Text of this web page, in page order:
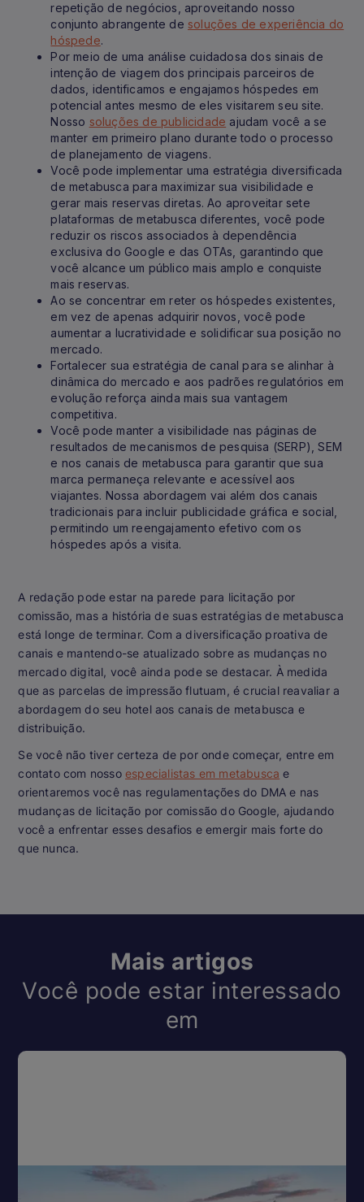
repetição de negócios, aproveitando nosso
conjunto abrangente de soluções de experiência do
hóspede.
Por meio de uma análise cuidadosa dos sinais de
intenção de viagem dos principais parceiros de
dados, identificamos e engajamos hóspedes em
potencial antes mesmo de eles visitarem seu site.
Nosso soluções de publicidade ajudam você a se
manter em primeiro plano durante todo o processo
de planejamento de viagens.
Você pode implementar uma estratégia diversificada
de metabusca para maximizar sua visibilidade e
gerar mais reservas diretas. Ao aproveitar sete
plataformas de metabusca diferentes, você pode
reduzir os riscos associados à dependência
exclusiva do Google e das OTAs, garantindo que
você alcance um público mais amplo e conquiste
mais reservas.
Ao se concentrar em reter os hóspedes existentes,
em vez de apenas adquirir novos, você pode
aumentar a lucratividade e solidificar sua posição no
mercado.
Fortalecer sua estratégia de canal para se alinhar à
dinâmica do mercado e aos padrões regulatórios em
evolução reforça ainda mais sua vantagem
competitiva.
Você pode manter a visibilidade nas páginas de
resultados de mecanismos de pesquisa (SERP), SEM
e nos canais de metabusca para garantir que sua
marca permaneça relevante e acessível aos
viajantes. Nossa abordagem vai além dos canais
tradicionais para incluir publicidade gráfica e social,
permitindo um reengajamento efetivo com os
hóspedes após a visita.
A redação pode estar na parede para licitação por
comissão, mas a história de suas estratégias de metabusca
está longe de terminar. Com a diversificação proativa de
canais e mantendo-se atualizado sobre as mudanças no
mercado digital, você ainda pode se destacar. À medida
que as parcelas de impressão flutuam, é crucial reavaliar a
abordagem do seu hotel aos canais de metabusca e
distribuição.
Se você não tiver certeza de por onde começar, entre em
contato com nosso especialistas em metabusca e
orientaremos você nas regulamentações do DMA e nas
mudanças de licitação por comissão do Google, ajudando
você a enfrentar esses desafios e emergir mais forte do
que nunca.
Mais artigos
Você pode estar interessado
em